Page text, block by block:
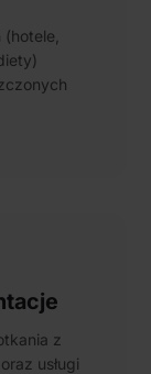
z
usługi